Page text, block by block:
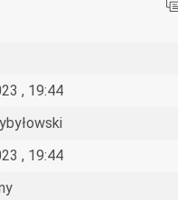
, 19:44
, 19:44